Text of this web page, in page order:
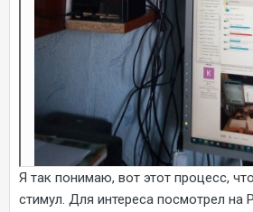
Я так понимаю, вот этот процесс,
стимул. Для интереса посмотрел на